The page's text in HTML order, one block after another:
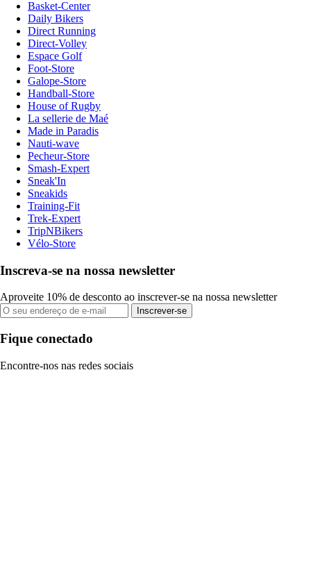
Basket-Center
Daily Bikers
Direct Running
Direct-Volley
Espace Golf
Foot-Store
Galope-Store
Handball-Store
House of Rugby
La sellerie de Maé
Made in Paradis
Nauti-wave
Pecheur-Store
Smash-Expert
Sneak'In
Sneakids
Training-Fit
Trek-Expert
TripNBikers
Vélo-Store
Inscreva-se na nossa newsletter
Aproveite 10% de desconto ao inscrever-se na nossa newsletter
Inscrever-se
Fique conectado
Encontre-nos nas redes sociais